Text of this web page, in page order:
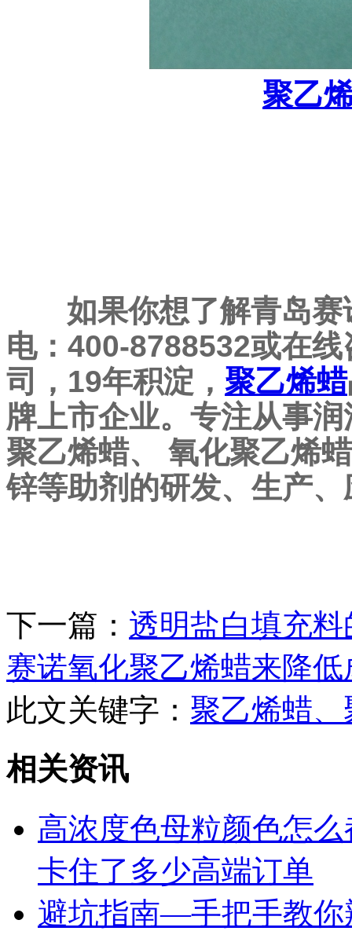
聚乙
如果你想了解青岛赛
电：400-8788532或在
司，19年积淀， 聚乙烯蜡
牌上市企业。专注从事
聚乙烯蜡、 氧化聚乙烯
锌等助剂的研发、生产
下一篇： 透明盐白填充料
赛诺氧化聚乙烯蜡来降低
此文关键字： 聚乙烯蜡
相关资讯
高浓度色母粒颜色怎
卡住了多少高端订单
避坑指南—手把手教你